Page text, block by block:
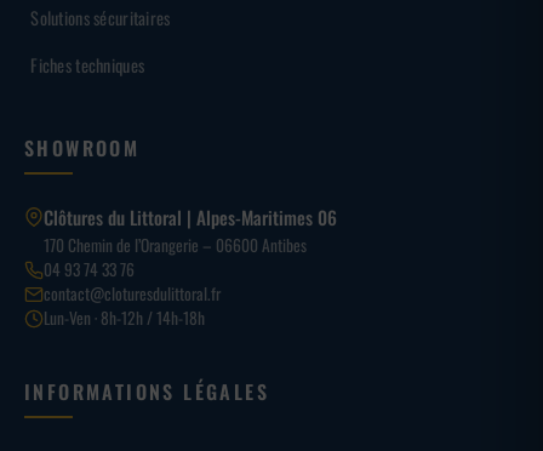
Solutions sécuritaires
Fiches techniques
SHOWROOM
Clôtures du Littoral | Alpes-Maritimes 06
170 Chemin de l’Orangerie – 06600 Antibes
04 93 74 33 76
contact@cloturesdulittoral.fr
Lun-Ven · 8h-12h / 14h-18h
INFORMATIONS LÉGALES